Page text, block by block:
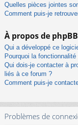
Quelles pièces jointes
Comment puis-je
À propos de phpBB
Qui a développé ce
Pourquoi la
Qui dois-je contacter à
liés à ce forum ?
Comment puis-je
Problèmes de